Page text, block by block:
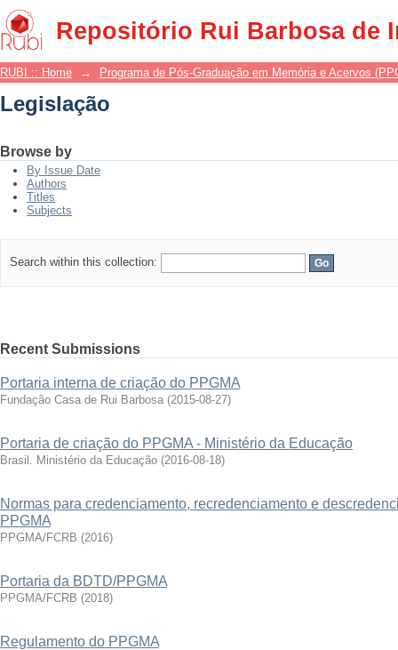
Repositório Rui Barbosa de
Legislação
RUBI :: Home → Programa de Pós-Graduação em Memória e Acervos
Legislação
Browse by
By Issue Date
Authors
Titles
Subjects
Search within this collection:
Recent Submissions
Portaria interna de criação do PPGMA
Fundação Casa de Rui Barbosa (2015-08-27)
Portaria de criação do PPGMA - Ministério da Educação
Brasil. Ministério da Educação (2016-08-18)
Normas para credenciamento, recredenciamento e
PPGMA
PPGMA/FCRB (2016)
Portaria da BDTD/PPGMA
PPGMA/FCRB (2018)
Regulamento do PPGMA